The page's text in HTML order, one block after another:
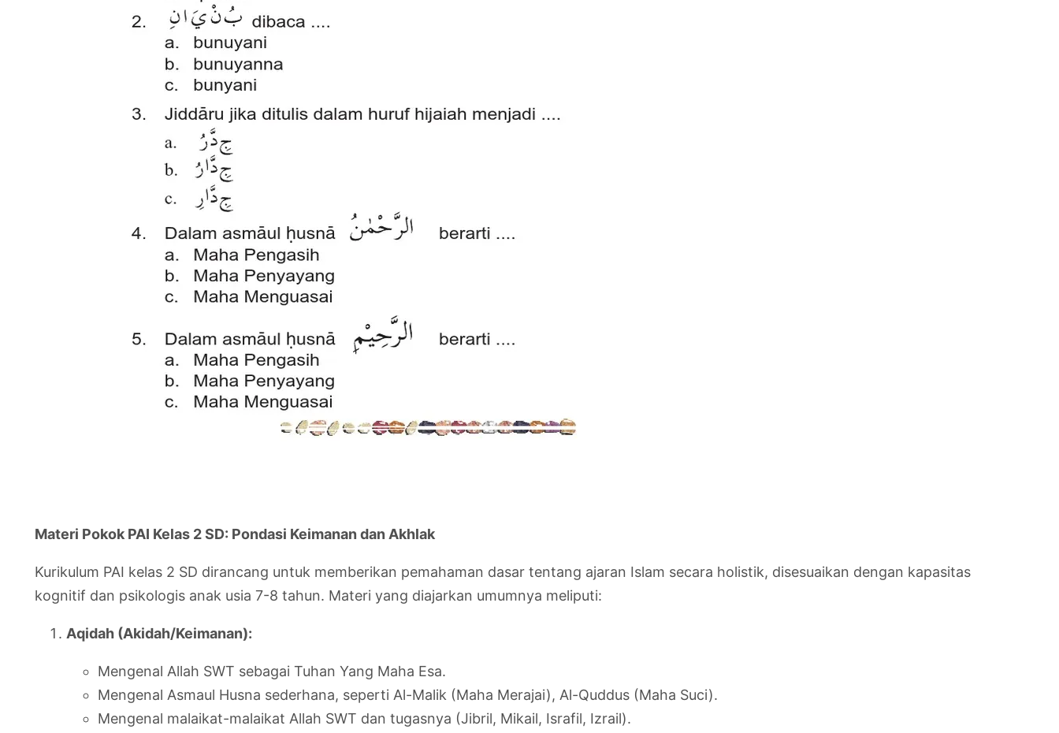
Materi Pokok PAI Kelas 2 SD: Pondasi Keimanan dan Akhlak
Kurikulum PAI kelas 2 SD dirancang untuk memberikan pemahaman dasar tentang ajaran Islam secara holistik, disesuaikan dengan kapasitas
kognitif dan psikologis anak usia 7-8 tahun. Materi yang diajarkan umumnya meliputi:
Aqidah (Akidah/Keimanan):
Mengenal Allah SWT sebagai Tuhan Yang Maha Esa.
Mengenal Asmaul Husna sederhana, seperti Al-Malik (Maha Merajai), Al-Quddus (Maha Suci).
Mengenal malaikat-malaikat Allah SWT dan tugasnya (Jibril, Mikail, Israfil, Izrail).